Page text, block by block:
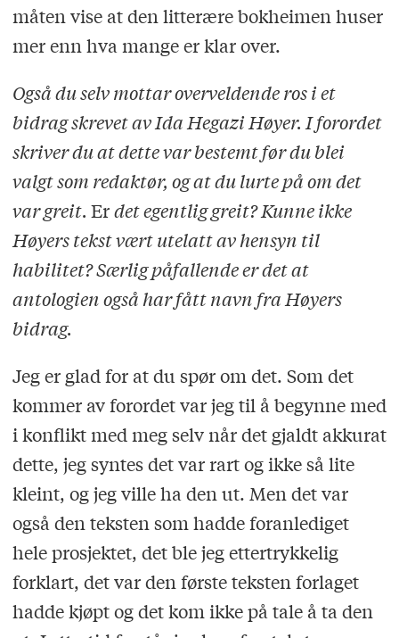
måten vise at den litterære bokheimen huser
mer enn hva mange er klar over.
Også du selv mottar overveldende ros i et
bidrag skrevet av Ida Hegazi Høyer. I forordet
skriver du at dette var bestemt før du blei
valgt som redaktør, og at du lurte på om det
var greit. Erdet egentlig greit? Kunne ikke
Høyers tekst vært utelatt av hensyn til
habilitet? Særlig påfallende er det at
antologien også har fått navn fra Høyers
bidrag.
Jeg er glad for at du spør om det. Som det
kommer av forordet var jeg til å begynne med
i konflikt med meg selv når det gjaldt akkurat
dette, jeg syntes det var rart og ikke så lite
kleint, og jeg ville ha den ut. Men det var
også den teksten som hadde foranlediget
hele prosjektet, det ble jeg ettertrykkelig
forklart, det var den første teksten forlaget
hadde kjøpt og det kom ikke på tale å ta den